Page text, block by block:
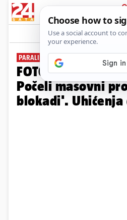
Galerija
PARALIZIRALI CESTE
FOTO Dramatično
Počeli masovni
blokadi'.